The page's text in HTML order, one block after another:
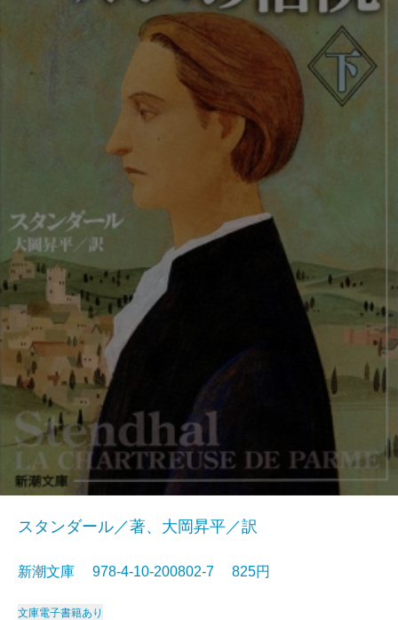
スタンダール／著、大岡昇平／訳
新潮文庫 978-4-10-200802-7 825円
文庫電子書籍あり